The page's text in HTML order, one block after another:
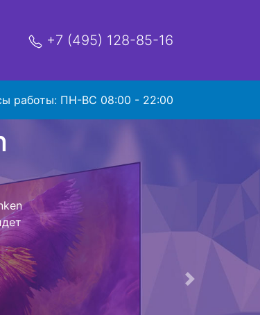
+7 (495) 128-85-16
работы: ПН-ВС 08:00 - 22:00
и
Следующая